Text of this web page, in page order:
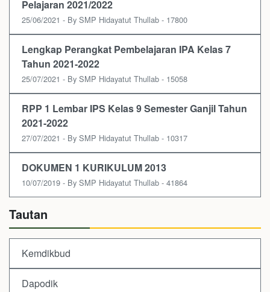
Pelajaran 2021/2022
25/06/2021 - By SMP Hidayatut Thullab - 17800
Lengkap Perangkat Pembelajaran IPA Kelas 7
Tahun 2021-2022
25/07/2021 - By SMP Hidayatut Thullab - 15058
RPP 1 Lembar IPS Kelas 9 Semester Ganjil Tahun
2021-2022
27/07/2021 - By SMP Hidayatut Thullab - 10317
DOKUMEN 1 KURIKULUM 2013
10/07/2019 - By SMP Hidayatut Thullab - 41864
Tautan
Kemdikbud
Dapodik